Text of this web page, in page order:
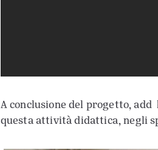
A conclusione del progetto,
questa attività didattica, negli